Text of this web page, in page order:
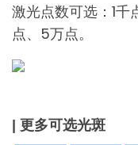
激光点数可选：1
点、5万点。
| 更多可选光斑